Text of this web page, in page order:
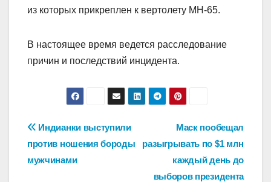
из которых прикреплен к вертолету MH-65.
В настоящее время ведется расследование
причин и последствий инцидента.
Навигация
по
Маск пообещал
разыгрывать по $1 млн
каждый день до
выборов президента
Индианки выступили
против ношения бороды
мужчинами